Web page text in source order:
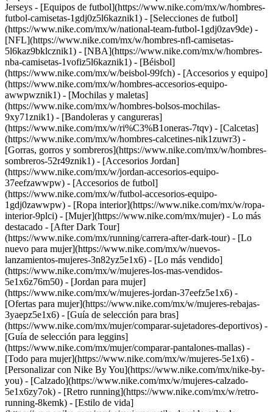
Jerseys - [Equipos de futbol](https://www.nike.com/mx/w/hombres-
futbol-camisetas-1gdj0z5l6kaznik1) - [Selecciones de futbol]
(https://www.nike.com/mx/w/national-team-futbol-1gdj0zav9de) -
[NFL](https://www.nike.com/mx/w/hombres-nfl-camisetas-
5l6kaz9bklcznik1) - [NBA](https://www.nike.com/mx/w/hombres-
nba-camisetas-1vofiz5l6kaznik1) - [Béisbol]
(https://www.nike.com/mx/w/beisbol-99fch) - [Accesorios y equipo]
(https://www.nike.com/mx/w/hombres-accesorios-equipo-
awwpwznik1) - [Mochilas y maletas]
(https://www.nike.com/mx/w/hombres-bolsos-mochilas-
9xy71znik1) - [Bandoleras y cangureras]
(https://www.nike.com/mx/w/ri%C3%B1oneras-7tqv) - [Calcetas]
(https://www.nike.com/mx/w/hombres-calcetines-nik1zuwr3) -
[Gorras, gorros y sombreros](https://www.nike.com/mx/w/hombres-
sombreros-52r49znik1) - [Accesorios Jordan]
(https://www.nike.com/mx/w/jordan-accesorios-equipo-
37eefzawwpw) - [Accesorios de futbol]
(https://www.nike.com/mx/w/futbol-accesorios-equipo-
1gdj0zawwpw) - [Ropa interior](https://www.nike.com/mx/w/ropa-
interior-9plci) - [Mujer](https://www.nike.com/mx/mujer) - Lo más
destacado - [After Dark Tour]
(https://www.nike.com/mx/running/carrera-after-dark-tour) - [Lo
nuevo para mujer](https://www.nike.com/mx/w/nuevos-
lanzamientos-mujeres-3n82yz5e1x6) - [Lo más vendido]
(https://www.nike.com/mx/w/mujeres-los-mas-vendidos-
5e1x6z76m50) - [Jordan para mujer]
(https://www.nike.com/mx/w/mujeres-jordan-37eefz5e1x6) -
[Ofertas para mujer](https://www.nike.com/mx/w/mujeres-rebajas-
3yaepz5e1x6) - [Guía de selección para bras]
(https://www.nike.com/mx/mujer/comparar-sujetadores-deportivos) -
[Guía de selección para leggins]
(https://www.nike.com/mx/mujer/comparar-pantalones-mallas) -
[Todo para mujer](https://www.nike.com/mx/w/mujeres-5e1x6) -
[Personalizar con Nike By You](https://www.nike.com/mx/nike-by-
you) - [Calzado](https://www.nike.com/mx/w/mujeres-calzado-
5e1x6zy7ok) - [Retro running](https://www.nike.com/mx/w/retro-
running-8kemk) - [Estilo de vida]